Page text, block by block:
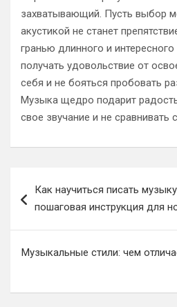
захватывающий. Пусть выбор
акустикой не станет
гранью длинного и
получать удовольствие от
себя и не бояться пробовать
Музыка щедро подарит
свое звучание и не сравнивать
по
Как научиться писать
пошаговая инструкция для
Музыкальные стили: чем